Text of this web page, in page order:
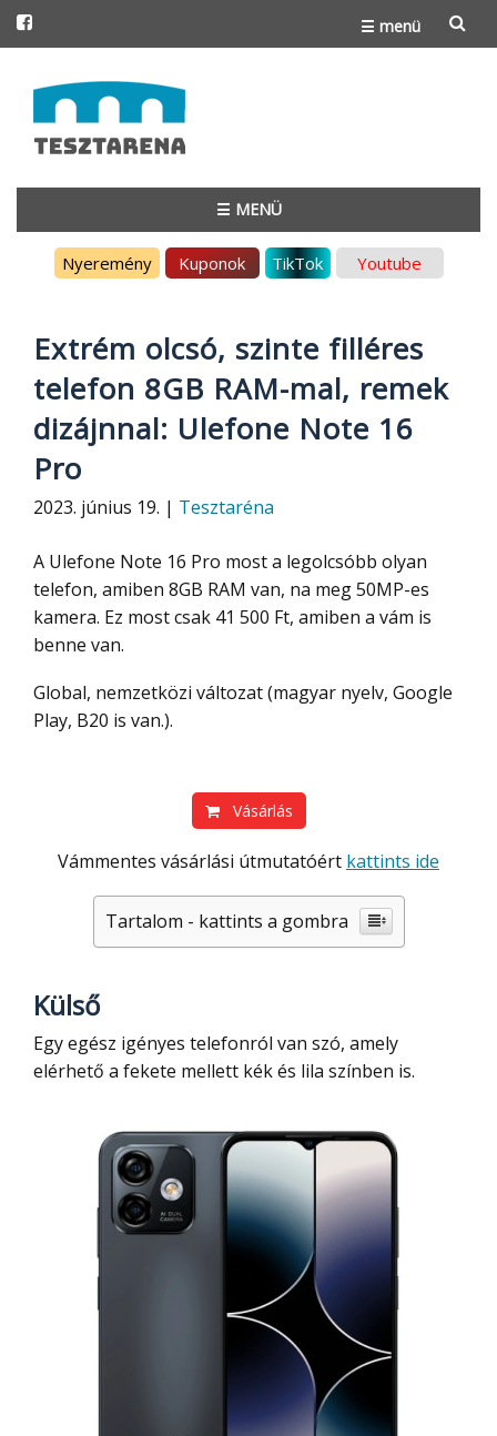
☰ menü
to
content
☰ MENÜ
Nyeremény Kuponok TikTok Youtube
Extrém olcsó, szinte filléres
telefon 8GB RAM-mal, remek
dizájnnal: Ulefone Note 16
Pro
2023. június 19. | Tesztaréna
A Ulefone Note 16 Pro most a legolcsóbb olyan
telefon, amiben 8GB RAM van, na meg 50MP-es
kamera. Ez most csak 41 500 Ft, amiben a vám is
benne van.
Global, nemzetközi változat (magyar nyelv, Google
Play, B20 is van.).
Vásárlás
Vámmentes vásárlási útmutatóért kattints ide
Tartalom - kattints a gombra
Külső
Egy egész igényes telefonról van szó, amely
elérhető a fekete mellett kék és lila színben is.